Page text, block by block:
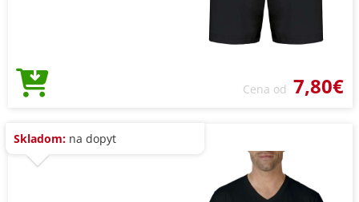
Cena od 7,80€
Skladom: na dopyt